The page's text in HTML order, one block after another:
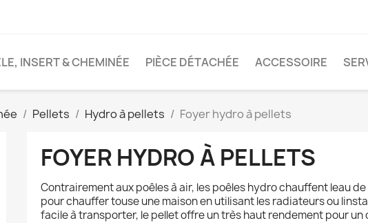
INSERT & CHEMINÉE PIÈCE DÉTACHÉE ACCESSOIRE
Pellets Hydro à pellets Foyer hydro à pellets
FOYER HYDRO À PELLETS
Contrairement aux poêles à air, les poêles hydro chauffent leau
pour chauffer touse une maison en utilisant les radiateurs ou
facile à transporter, le pellet offre un très haut rendement pour